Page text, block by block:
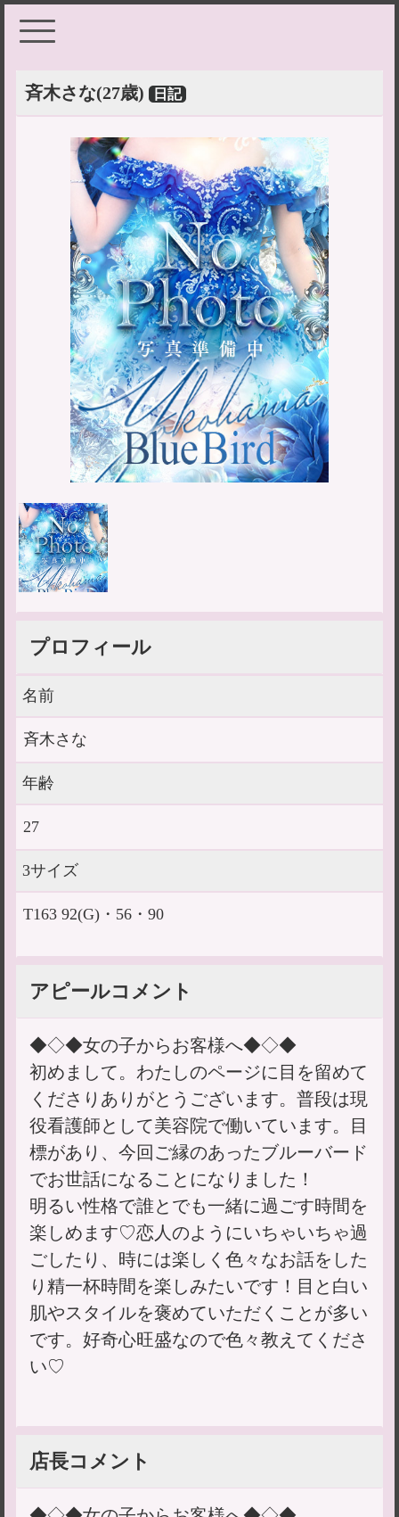
斉木さな(27歳) 日記
プロフィール
名前
斉木さな
年齢
27
3サイズ
T163 92(G)・56・90
アピールコメント
◆◇◆女の子からお客様へ◆◇◆
初めまして。わたしのページに目を留めて
くださりありがとうございます。普段は現
役看護師として美容院で働いています。目
標があり、今回ご縁のあったブルーバード
でお世話になることになりました！
明るい性格で誰とでも一緒に過ごす時間を
楽しめます♡恋人のようにいちゃいちゃ過
ごしたり、時には楽しく色々なお話をした
り精一杯時間を楽しみたいです！目と白い
肌やスタイルを褒めていただくことが多い
です。好奇心旺盛なので色々教えてくださ
い♡
店長コメント